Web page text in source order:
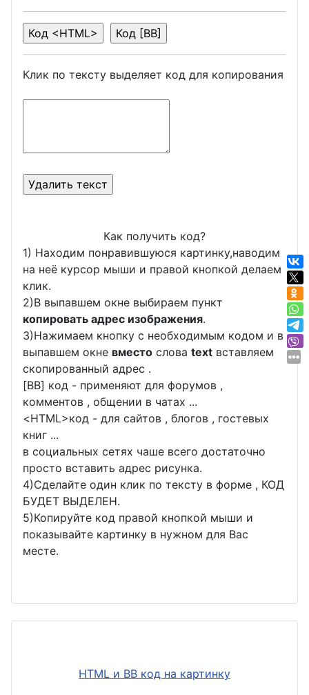
Клик по тексту выделяет код для копирования
Как получить код?
1) Находим понравившуюся картинку,наводим
на неё курсор мыши и правой кнопкой делаем
клик.
2)В выпавшем окне выбираем пункт
копировать адрес изображения.
3)Нажимаем кнопку с необходимым кодом и в
выпавшем окне вместо слова text вставляем
скопированный адрес .
[BB] код - применяют для форумов ,
комментов , общении в чатах ...
<HTML>код - для сайтов , блогов , гостевых
книг ...
в социальных сетях чаше всего достаточно
просто вставить адрес рисунка.
4)Сделайте один клик по тексту в форме , КОД
БУДЕТ ВЫДЕЛЕН.
5)Копируйте код правой кнопкой мыши и
показывайте картинку в нужном для Вас
месте.
HTML и BB код на картинку